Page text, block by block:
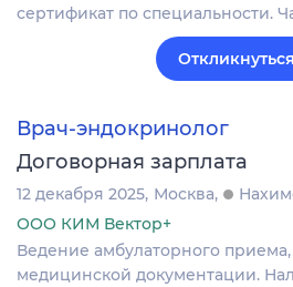
сертификат по специальности.
Откликнуться
Врач-эндокринолог
Договорная зарплата
12 декабря 2025 Москва
ООО КИМ Вектор+
Ведение амбулаторного
медицинской документации.